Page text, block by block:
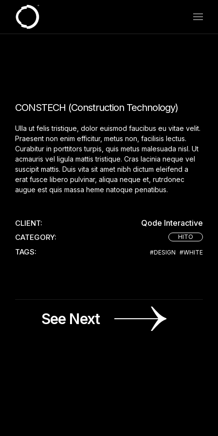
content
CONSTECH (Construction Technology)
Ulla ut felis tristique, dolor euismod faucibus eu vitae velit.
Praesent non enim efficitur, metus non, facilisis lectus.
Curabitur in porttitors turpis, quis metus malesuada nisl. Ut
acmauris vel ligula mattis tristique. Cras lacinia neque vel
suscipit mattis. Duis vita sit amet nibh dictum eleifend a
erat fusce libero pulvinar, aliqua neque et, rutrdonec
augue est quis massa heme natoque penatibus.
CLIENT: Qode Interactive
CATEGORY: HITO
TAGS: #DESIGN #WHITE
See Next